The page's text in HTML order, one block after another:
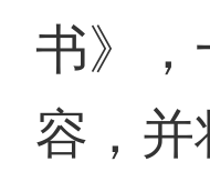
书》
容，